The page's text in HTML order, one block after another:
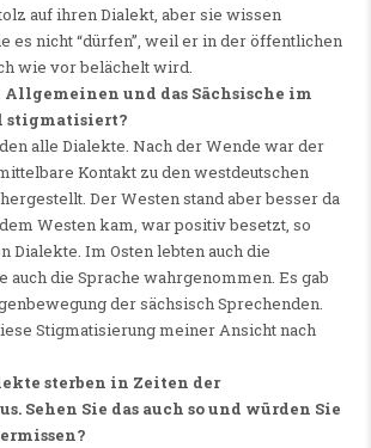
auf ihren Dialekt, aber sie wissen
es nicht “dürfen”, weil er in der öffentlichen
wie vor belächelt wird.
und das Sächsische im
stigmatisiert?
alle Dialekte. Nach der Wende war der
Kontakt zu den westdeutschen
Der Westen stand aber besser da
Westen kam, war positiv besetzt, so
Dialekte. Im Osten lebten auch die
auch die Sprache wahrgenommen. Es gab
der sächsisch Sprechenden.
Stigmatisierung meiner Ansicht nach
sterben in Zeiten der
Sehen Sie das auch so und würden Sie